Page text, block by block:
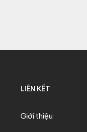
LIÊN KẾT
Giới thiệu